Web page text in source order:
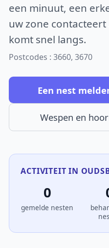
een minuut, een
uw zone
komt snel langs.
Postcodes : 3660, 3670
Een nest
Wespen en
ACTIVITEIT IN
0
gemelde nesten